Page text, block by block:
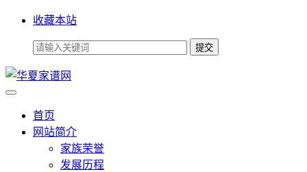
收藏本站
首页
网站简介
家族荣誉
发展历程